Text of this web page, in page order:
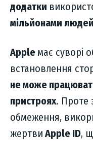
додатки
мільйонами людей
Apple має суворі
встановлення
не може
пристроях. Проте
обмеження,
жертви Apple ID,